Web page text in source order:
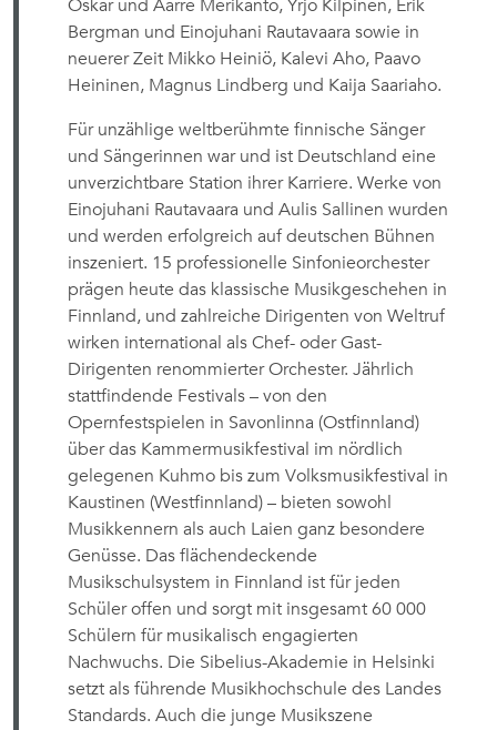
Oskar und Aarre Merikanto, Yrjö Kilpinen, Erik
Bergman und Einojuhani Rautavaara sowie in
neuerer Zeit Mikko Heiniö, Kalevi Aho, Paavo
Heininen, Magnus Lindberg und Kaija Saariaho.
Für unzählige weltberühmte finnische Sänger
und Sängerinnen war und ist Deutschland eine
unverzichtbare Station ihrer Karriere. Werke von
Einojuhani Rautavaara und Aulis Sallinen wurden
und werden erfolgreich auf deutschen Bühnen
inszeniert. 15 professionelle Sinfonieorchester
prägen heute das klassische Musikgeschehen in
Finnland, und zahlreiche Dirigenten von Weltruf
wirken international als Chef- oder Gast-
Dirigenten renommierter Orchester. Jährlich
stattfindende Festivals – von den
Opernfestspielen in Savonlinna (Ostfinnland)
über das Kammermusikfestival im nördlich
gelegenen Kuhmo bis zum Volksmusikfestival in
Kaustinen (Westfinnland) – bieten sowohl
Musikkennern als auch Laien ganz besondere
Genüsse. Das flächendeckende
Musikschulsystem in Finnland ist für jeden
Schüler offen und sorgt mit insgesamt 60 000
Schülern für musikalisch engagierten
Nachwuchs. Die Sibelius-Akademie in Helsinki
setzt als führende Musikhochschule des Landes
Standards. Auch die junge Musikszene